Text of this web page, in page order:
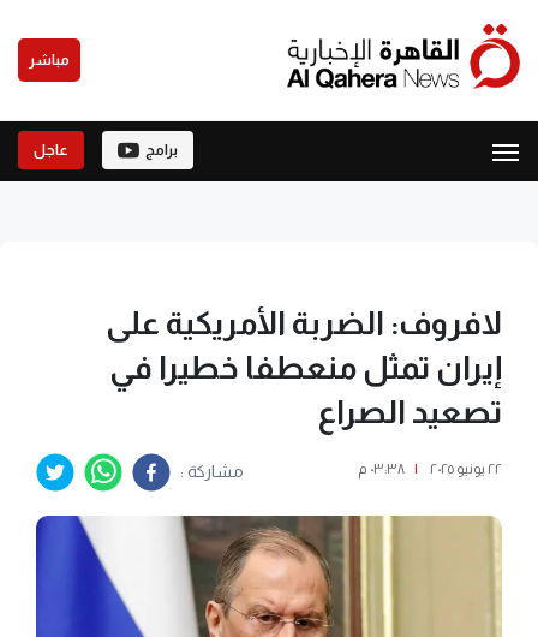
مباشر
برامج عاجل
لافروف: الضربة الأمريكية على
إيران تمثل منعطفا خطيرا في
تصعيد الصراع
٢٢ يونيو ٢٠٢٥ | ٠٣:٣٨ م مشاركة :